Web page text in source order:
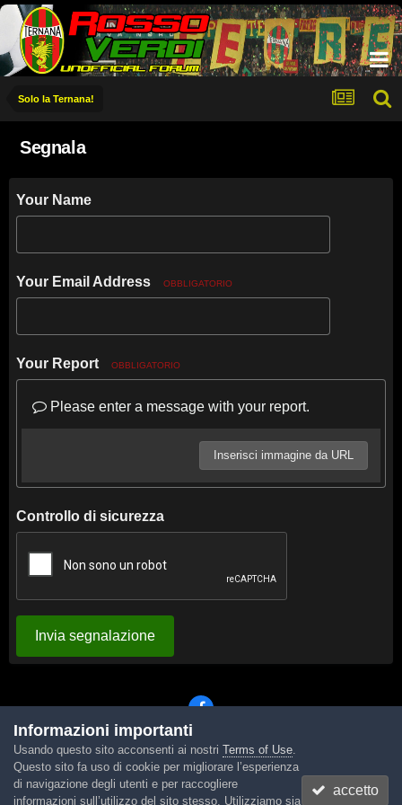
Solo la Ternana!
Segnala
Your Name
Your Email Address OBBLIGATORIO
Your Report OBBLIGATORIO
Please enter a message with your report.
Inserisci immagine da URL
Controllo di sicurezza
Invia segnalazione
Lingua Tema Contattaci Cookies
Powered by Invision Community
Informazioni importanti
Usando questo sito acconsenti ai nostri Terms of Use.
Questo sito fa uso di cookie per migliorare l’esperienza
di navigazione degli utenti e per raccogliere
informazioni sull’utilizzo del sito stesso. Utilizziamo sia
accetto